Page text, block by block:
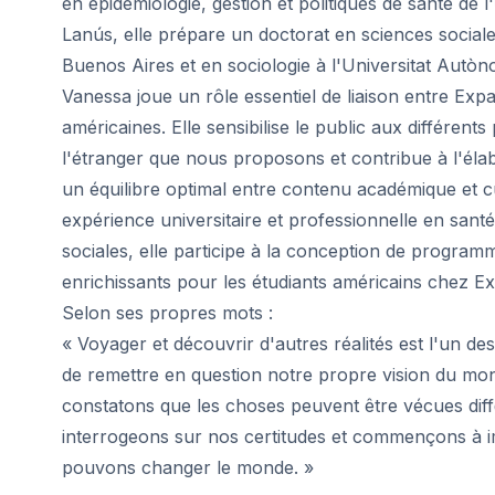
Programme 50+
Préparation à l'examen DELE
Préparation à l'examen SIELE
Cours particuliers
Malaga
École d'espagnol de Málaga
Cours d'espagnol en groupe
Cours de groupe du soir
Cours de longue durée
Programme 50+
Préparation à l'examen DELE
Préparation à l'examen SIELE
Buenos Aires
École espagnole de Buenos Aires
Cours d'espagnol en groupe
Cours de groupe du soir
Cours de longue durée
Lanús, elle prépare un doctorat en sciences
Buenos Aires et en sociologie à l'Universitat
Vanessa joue un rôle essentiel de liaison entre
américaines. Elle sensibilise le public aux
l'étranger que nous proposons et contribue à
un équilibre optimal entre contenu académique et
expérience universitaire et professionnelle en
sociales, elle participe à la conception de
enrichissants pour les étudiants américains chez
Selon ses propres mots :
« Voyager et découvrir d'autres réalités est l'un
de remettre en question notre propre vision du
constatons que les choses peuvent être vécues
interrogeons sur nos certitudes et commençons à
pouvons changer le monde. »